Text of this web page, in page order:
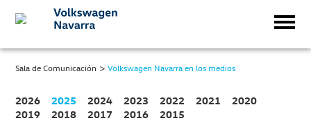
Sala de Comunicación >Volkswagen Navarra en los medios
2026 2025 2024 2023 2022 2021
2020
2019
2018 2017 2016 2015